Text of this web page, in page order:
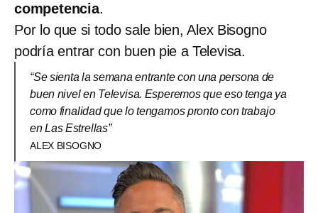
competencia.
Por lo que si todo sale bien, Alex Bisogno
podría entrar con buen pie a Televisa.
“Se sienta la semana entrante con una persona de
buen nivel en Televisa. Esperemos que eso tenga ya
como finalidad que lo tengamos pronto con trabajo
en Las Estrellas”
ALEX BISOGNO